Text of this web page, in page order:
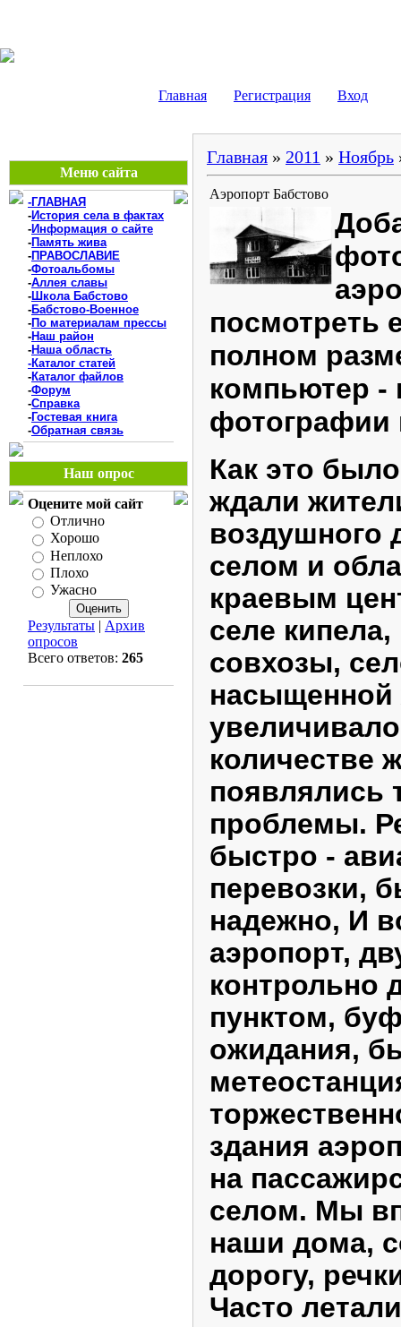
Главная Регистрация Вход
Меню сайта
-ГЛАВНАЯ
-История села в фактах
-Информация о сайте
-Память жива
-ПРАВОСЛАВИЕ
-Фотоальбомы
-Аллея славы
-Школа Бабстово
-Бабстово-Военное
-По материалам прессы
-Наш район
-Наша область
-Каталог статей
-Каталог файлов
-Форум
-Справка
-Гостевая книга
-Обратная связь
Наш опрос
Оцените мой сайт
Отлично
Хорошо
Неплохо
Плохо
Ужасно
Результаты | Архив
опросов
Всего ответов: 265
Главная » 2011 » Ноябрь
Аэропорт Бабстово
посмотреть
полном
компьютер -
фотографии
Как это
ждали
воздушного
селом и
краевым
селе
совхозы,
количестве
появлялись
проблемы.
быстро -
перевозки,
надежно, И
аэропорт,
контрольно
пунктом,
ожидания,
здания
на
селом. Мы
наши дома,
дорогу,
Часто